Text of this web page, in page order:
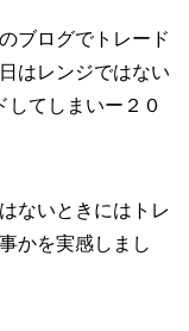
ブログでトレード
はレンジではない
してしまいー２０
ないときにはトレ
かを実感しまし